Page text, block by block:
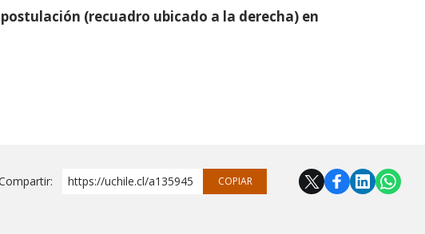
(recuadro ubicado a la derecha) en
https://uchile.cl/a135945 COPIAR